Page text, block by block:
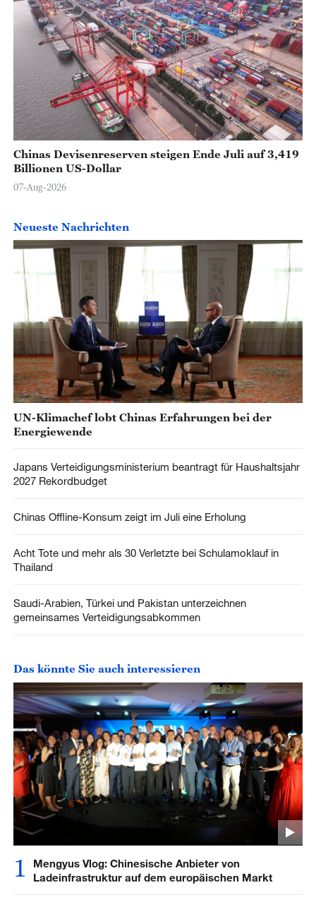
Chinas Devisenreserven steigen Ende Juli auf 3,419
Billionen US-Dollar
07-Aug-2026
Neueste Nachrichten
UN-Klimachef lobt Chinas Erfahrungen bei der
Energiewende
Japans Verteidigungsministerium beantragt für Haushaltsjahr
2027 Rekordbudget
Chinas Offline-Konsum zeigt im Juli eine Erholung
Acht Tote und mehr als 30 Verletzte bei Schulamoklauf in
Thailand
Saudi-Arabien, Türkei und Pakistan unterzeichnen
gemeinsames Verteidigungsabkommen
Das könnte Sie auch interessieren
1
Mengyus Vlog: Chinesische Anbieter von
Ladeinfrastruktur auf dem europäischen Markt